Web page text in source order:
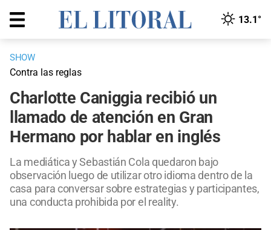
13.1°
SHOW
Contra las reglas
Charlotte Caniggia recibió un
llamado de atención en Gran
Hermano por hablar en inglés
La mediática y Sebastián Cola quedaron bajo
observación luego de utilizar otro idioma dentro de la
casa para conversar sobre estrategias y participantes,
una conducta prohibida por el reality.